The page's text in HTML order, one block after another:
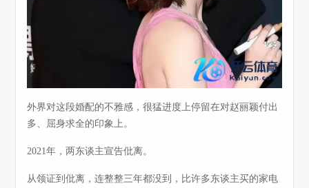
外界对这段婚配的不雅感，很猛进度上停留在对赵丽颖付出
多、屈身求全的印象上。
2021年，两东谈主宣告仳离。
从领证到仳离，连整整三年都没到，比许多东谈主买的家电